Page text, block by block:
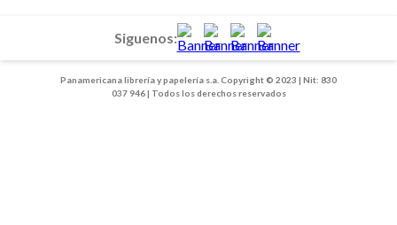
Panamericana librería y papelería s.a. Copyright © 2023 | Nit: 830
037 946 | Todos los derechos reservados
Siguenos: